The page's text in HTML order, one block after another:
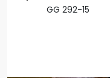
GG 292-15